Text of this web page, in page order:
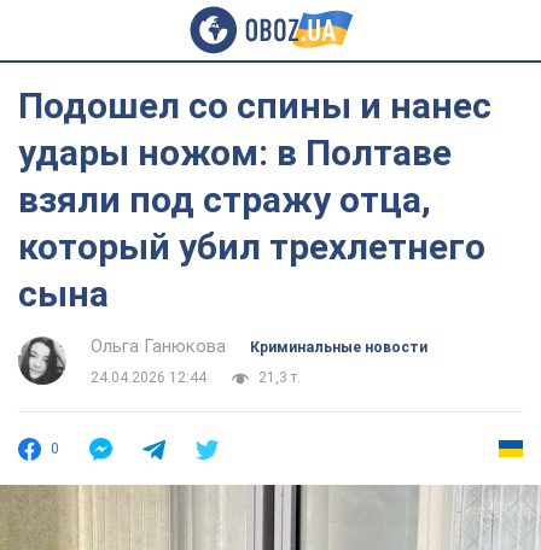
Подошел со спины и нанес
удары ножом: в Полтаве
взяли под стражу отца,
который убил трехлетнего
сына
Ольга Ганюкова
Криминальные новости
24.04.2026 12:44
21,3 т.
0